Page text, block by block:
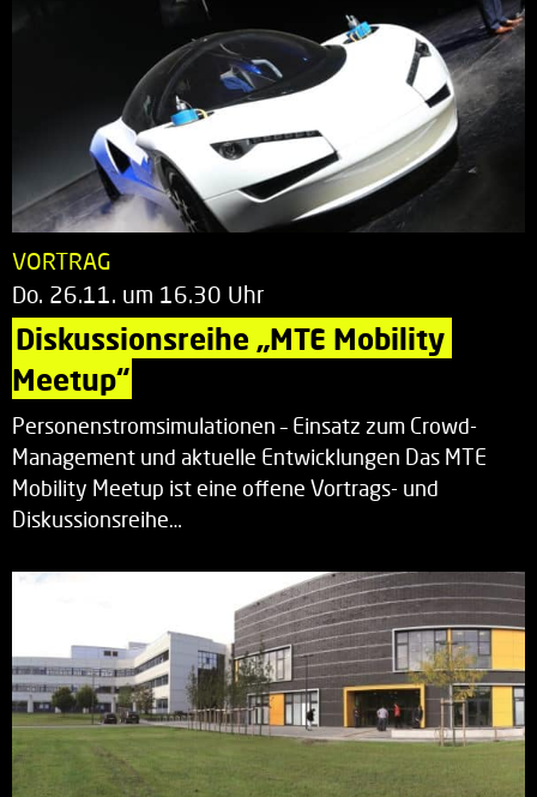
VORTRAG
Do. 26.11. um 16.30 Uhr
Diskussionsreihe „MTE Mobility
Meetup“
Personenstromsimulationen – Einsatz zum Crowd-
Management und aktuelle Entwicklungen Das MTE
Mobility Meetup ist eine offene Vortrags- und
Diskussionsreihe…